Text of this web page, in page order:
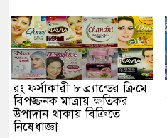
রং ফর্সাকারী ৮ ব্র্যান্ডের ক্রিমে
বিপজ্জনক মাত্রায় ক্ষতিকর
উপাদান থাকায় বিক্রিতে
নিষেধাজ্ঞা